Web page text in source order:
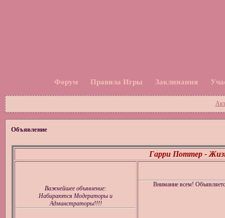
Форум Правила Игры Заклинания
Объявление
Гарри Поттер -
Важнейшее объявление:
Набираются Модераторы и
Админстраторы!!!!
Внимание всем!